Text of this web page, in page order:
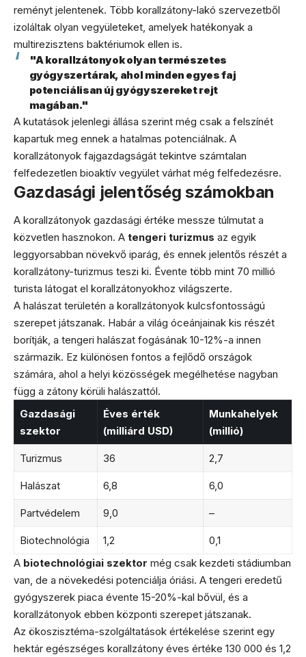
reményt jelentenek. Több korallzátony-lakó szervezetből
izoláltak olyan vegyületeket, amelyek hatékonyak a
multirezisztens baktériumok ellen is.
"A korallzátonyok olyan természetes
gyógyszertárak, ahol minden egyes faj
potenciálisan új gyógyszereket rejt
magában."
A kutatások jelenlegi állása szerint még csak a felszínét
kapartuk meg ennek a hatalmas potenciálnak. A
korallzátonyok fajgazdagságát tekintve számtalan
felfedezetlen bioaktív vegyület várhat még felfedezésre.
Gazdasági jelentőség számokban
A korallzátonyok gazdasági értéke messze túlmutat a
közvetlen hasznokon. A tengeri turizmus az egyik
leggyorsabban növekvő iparág, és ennek jelentős részét a
korallzátony-turizmus teszi ki. Évente több mint 70 millió
turista látogat el korallzátonyokhoz világszerte.
A halászat területén a korallzátonyok kulcsfontosságú
szerepet játszanak. Habár a világ óceánjainak kis részét
borítják, a tengeri halászat fogásának 10-12%-a innen
származik. Ez különösen fontos a fejlődő országok
számára, ahol a helyi közösségek megélhetése nagyban
függ a zátony körüli halászattól.
Gazdasági
szektor
Éves érték
(milliárd USD)
Munkahelyek
(millió)
Turizmus 36 2,7
Halászat 6,8 6,0
Partvédelem 9,0 –
Biotechnológia 1,2
0,1
A biotechnológiai szektor még csak kezdeti stádiumban
van, de a növekedési potenciálja óriási. A tengeri eredetű
gyógyszerek piaca évente 15-20%-kal bővül, és a
korallzátonyok ebben központi szerepet játszanak.
Az ökoszisztéma-szolgáltatások értékelése szerint egy
hektár egészséges korallzátony éves értéke 130 000 és 1,2